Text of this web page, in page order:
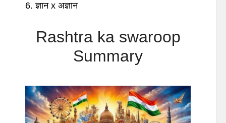
6. ज्ञान x अज्ञान
Rashtra ka swaroop
Summary